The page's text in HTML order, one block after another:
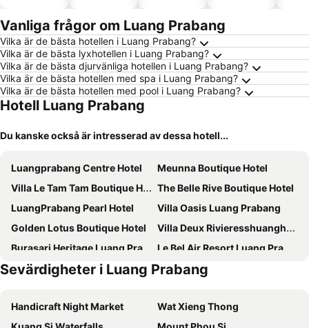
Vanliga frågor om Luang Prabang
Vilka är de bästa hotellen i Luang Prabang?
Vilka är de bästa lyxhotellen i Luang Prabang?
Vilka är de bästa djurvänliga hotellen i Luang Prabang?
Vilka är de bästa hotellen med spa i Luang Prabang?
Vilka är de bästa hotellen med pool i Luang Prabang?
Hotell Luang Prabang
Du kanske också är intresserad av dessa hotell...
Luangprabang Centre Hotel
Meunna Boutique Hotel
Villa Le Tam Tam Boutique Hotel
The Belle Rive Boutique Hotel
LuangPrabang Pearl Hotel
Villa Oasis Luang Prabang
Golden Lotus Boutique Hotel
Villa Deux Rivieresshuanghebieshujiudian
Burasari Heritage Luang Prabang
Le Bel Air Resort Luang Prabang
Luang Prabang Villa Oasis
Ock Pop Tok Mekong Villa
U Luang Prabang
Saynamkhan River View
Sevärdigheter i Luang Prabang
Handicraft Night Market
Wat Xieng Thong